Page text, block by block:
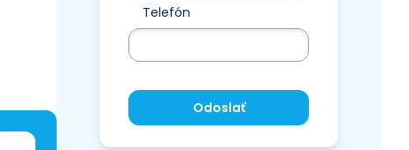
Telefón
Odoslať